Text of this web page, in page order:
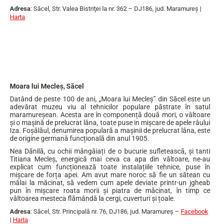
Adresa: Săcel, Str. Valea Bistriţei la nr. 362 – DJ186, jud. Maramureş |
Harta
Moara lui Mecleș, Săcel
Datând de peste 100 de ani, „Moara lui Mecleș” din Săcel este un
adevărat muzeu viu al tehnicilor populare păstrate în satul
maramureșean. Acesta are în componență două mori, o vâltoare
și o mașină de prelucrat lâna, toate puse in mișcare de apele râului
Iza. Foșălăul, denumirea populară a mașinii de prelucrat lâna, este
de origine germană funcțională din anul 1905.
Nea Dănilă, cu ochii mângâiați de o bucurie sufletească, și tanti
Titiana Mecleș, energică mai ceva ca apa din vâltoare, ne-au
explicat cum funcționează toate instalațiile tehnice, puse în
mișcare de forța apei. Am avut mare noroc să fie un sătean cu
mălai la măcinat, să vedem cum apele deviate printr-un jgheab
pun în mișcare roata morii și piatra de măcinat, în timp ce
vâltoarea mesteca flămândă la cergi, cuverturi și țoale.
Adresa: Săcel, Str. Principală nr. 76, DJ186, jud. Maramureş – Facebook
| Harta